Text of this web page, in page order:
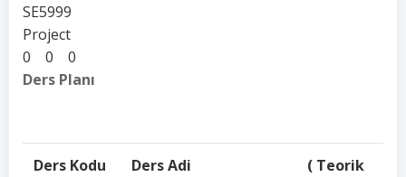
SE5999
Project
0 0 0
Ders Planı
Ders Kodu Ders Adi
( Teorik